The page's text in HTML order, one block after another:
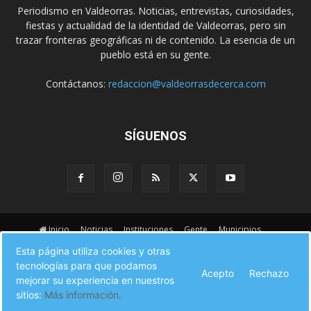
Periodismo en Valdeorras. Noticias, entrevistas, curiosidades,
fiestas y actualidad de la identidad de Valdeorras, pero sin
trazar fronteras geográficas ni de contenido. La esencia de un
pueblo está en su gente.
Contáctanos: redaccion@valdeorrasdecerca.com
SÍGUENOS
Inicio Noticias Instituciones Gente
Municipios
Turismo en Valdeorras
CAMINO DE INVIERNO
Sucesos
© Valdeorras de Cerca 2017
Esta página utiliza cookies y otras
tecnologías para que podamos
mejorar su experiencia en nuestros
sitios: Más información.
Acepto Rechazo